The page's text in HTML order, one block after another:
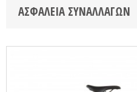
ΑΣΦΆΛΕΙΑ ΣΥΝΑΛΛΑΓΏΝ